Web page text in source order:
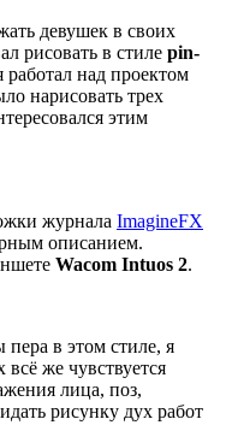
девушек в своих
рисовать в стиле pin-
работал над проектом
нарисовать трех
этим
журнала ImagineFX
описанием.
Wacom Intuos 2.
в этом стиле, я
же чувствуется
лица, поз,
рисунку дух работ